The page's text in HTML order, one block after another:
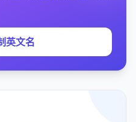
英文名